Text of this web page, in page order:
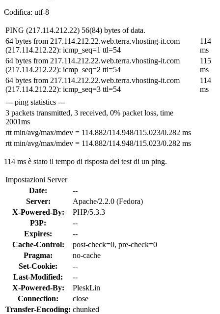
Codifica: utf-8
PING (217.114.212.22) 56(84) bytes of data.
64 bytes from 217.114.212.22.web.terra.vhosting-it.com
(217.114.212.22): icmp_seq=1 ttl=54
114
ms
64 bytes from 217.114.212.22.web.terra.vhosting-it.com
(217.114.212.22): icmp_seq=2 ttl=54
115
ms
64 bytes from 217.114.212.22.web.terra.vhosting-it.com
(217.114.212.22): icmp_seq=3 ttl=54
114
ms
--- ping statistics ---
3 packets transmitted, 3 received, 0% packet loss, time
2001ms
rtt min/avg/max/mdev = 114.882/114.948/115.023/0.282 ms
rtt min/avg/max/mdev = 114.882/114.948/115.023/0.282 ms
114 ms è stato il tempo di risposta del test di un ping.
Impostazioni Server
Date:
--
Server:
Apache/2.2.0 (Fedora)
X-Powered-By:
PHP/5.3.3
P3P:
--
Expires:
--
Cache-Control:
post-check=0, pre-check=0
Pragma:
no-cache
Set-Cookie:
--
Last-Modified:
--
X-Powered-By:
PleskLin
Connection:
close
Transfer-Encoding: chunked